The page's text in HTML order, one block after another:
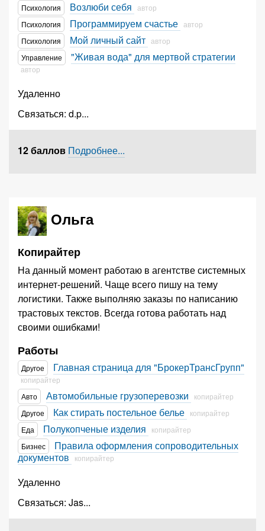
Психология Возлюби себя автор
Психология
Программируем счастье автор
Психология
Мой личный сайт автор
Управление
"Живая вода" для мертвой стратегии
автор
Удаленно
Связаться: d.p...
12 баллов Подробнее...
Ольга
Копирайтер
На данный момент работаю в агентстве системных
интернет-решений. Чаще всего пишу на тему
логистики. Также выполняю заказы по написанию
трастовых текстов. Всегда готова работать над
своими ошибками!
Работы
Другое Главная страница для "БрокерТрансГрупп"
копирайтер
Авто
Автомобильные грузоперевозки
копирайтер
Другое
Как стирать постельное белье копирайтер
Еда
Полукопченые изделия
копирайтер
Бизнес
Правила оформления сопроводительных
документов копирайтер
Удаленно
Связаться: Jas...